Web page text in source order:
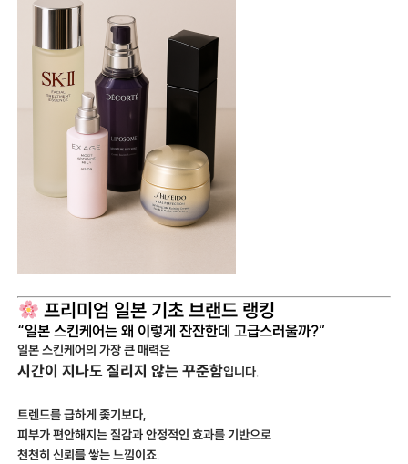
프리미엄 일본 기초 브랜드 랭킹
“일본 스킨케어는 왜 이렇게 잔잔한데 고급스러울까?”
일본 스킨케어의 가장 큰 매력은
시간이 지나도 질리지 않는 꾸준함입니다.
트렌드를 급하게 좇기보다,
피부가 편안해지는 질감과 안정적인 효과를 기반으로
천천히 신뢰를 쌓는 느낌이죠.